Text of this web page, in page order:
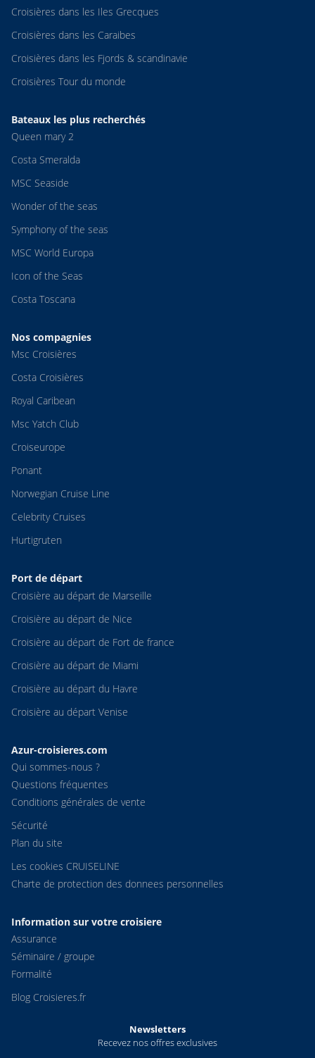
Croisières dans les Iles Grecques
Croisières dans les Caraibes
Croisières dans les Fjords & scandinavie
Croisières Tour du monde
Bateaux les plus recherchés
Queen mary 2
Costa Smeralda
MSC Seaside
Wonder of the seas
Symphony of the seas
MSC World Europa
Icon of the Seas
Costa Toscana
Nos compagnies
Msc Croisières
Costa Croisières
Royal Caribean
Msc Yatch Club
Croiseurope
Ponant
Norwegian Cruise Line
Celebrity Cruises
Hurtigruten
Port de départ
Croisière au départ de Marseille
Croisière au départ de Nice
Croisière au départ de Fort de france
Croisière au départ de Miami
Croisière au départ du Havre
Croisière au départ Venise
Azur-croisieres.com
Qui sommes-nous ?
Questions fréquentes
Conditions générales de vente
Sécurité
Plan du site
Les cookies CRUISELINE
Charte de protection des donnees personnelles
Information sur votre croisiere
Assurance
Séminaire / groupe
Formalité
Blog Croisieres.fr
Newsletters
Recevez nos offres exclusives